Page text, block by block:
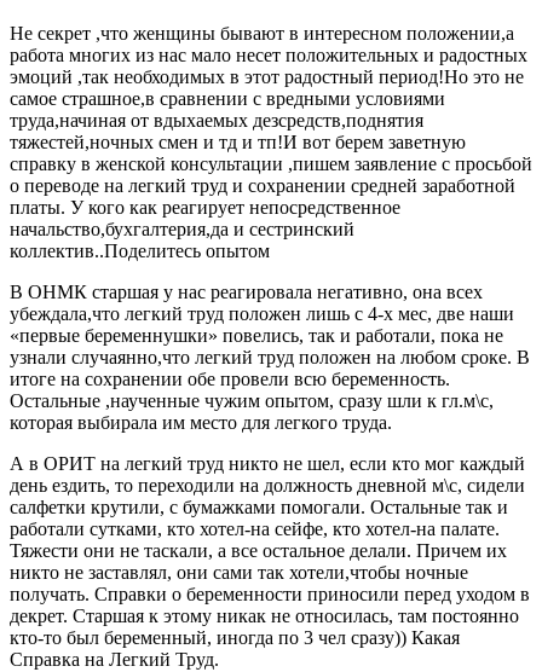
Не секрет ,что женщины бывают в интересном положении,а
работа многих из нас мало несет положительных и радостных
эмоций ,так необходимых в этот радостный период!Но это не
самое страшное,в сравнении с вредными условиями
труда,начиная от вдыхаемых дезсредств,поднятия
тяжестей,ночных смен и тд и тп!И вот берем заветную
справку в женской консультации ,пишем заявление с просьбой
о переводе на легкий труд и сохранении средней заработной
платы. У кого как реагирует непосредственное
начальство,бухгалтерия,да и сестринский
коллектив..Поделитесь опытом
В ОНМК старшая у нас реагировала негативно, она всех
убеждала,что легкий труд положен лишь с 4-х мес, две наши
«первые беременнушки» повелись, так и работали, пока не
узнали случаянно,что легкий труд положен на любом сроке. В
итоге на сохранении обе провели всю беременность.
Остальные ,наученные чужим опытом, сразу шли к гл.м\с,
которая выбирала им место для легкого труда.
А в ОРИТ на легкий труд никто не шел, если кто мог каждый
день ездить, то переходили на должность дневной м\с, сидели
салфетки крутили, с бумажками помогали. Остальные так и
работали сутками, кто хотел-на сейфе, кто хотел-на палате.
Тяжести они не таскали, а все остальное делали. Причем их
никто не заставлял, они сами так хотели,чтобы ночные
получать. Справки о беременности приносили перед уходом в
декрет. Старшая к этому никак не относилась, там постоянно
кто-то был беременный, иногда по 3 чел сразу)) Какая
Справка на Легкий Труд.